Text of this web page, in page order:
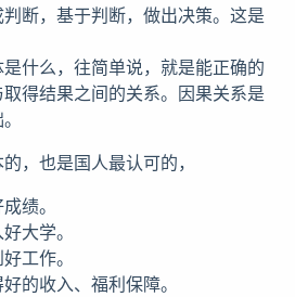
断，基于判断，做出决策。这是
什么，往简单说，就是能正确的
得结果之间的关系。因果关系是
，也是国人最认可的，
绩。
大学。
工作。
的收入、福利保障。